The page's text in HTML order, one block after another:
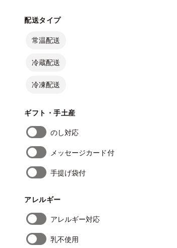
配送タイプ
常温配送
冷蔵配送
冷凍配送
ギフト・手土産
のし対応
メッセージカード付
手提げ袋付
アレルギー
アレルギー対応
乳不使用